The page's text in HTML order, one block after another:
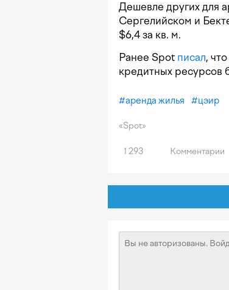
Дешевле других для
Сергелийском и
$6,4 за кв. м.
Ранее Spot писал,
кредитных ресурсов
#аренда жилья #цэир
«Spot»
1 293 Комментарии